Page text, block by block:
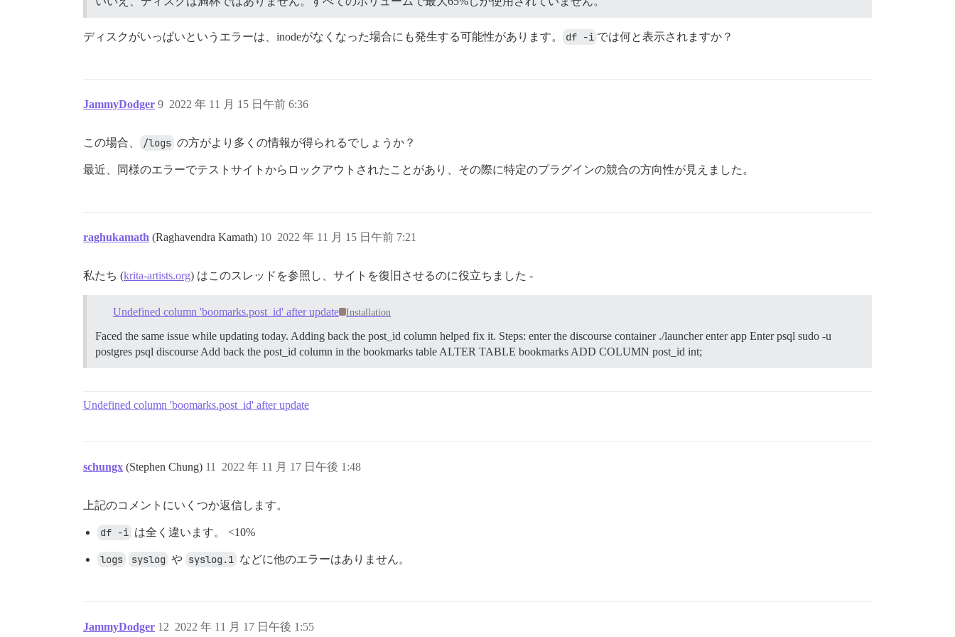
ディスクがいっぱいというエラーは、inodeがなくなった場合にも発生する可能性があります。 df -i では何と表示されますか？
JammyDodger 2022 年 11 月 15 日午前 6:36
9
この場合、 /logs の方がより多くの情報が得られるでしょうか？
最近、同様のエラーでテストサイトからロックアウトされたことがあり、その際に特定のプラグインの競合の方向性が見えました。
raghukamath (Raghavendra Kamath) 2022 年 11 月 15 日午前 7:21
10
私たち (krita-artists.org) はこのスレッドを参照し、サイトを復旧させるのに役立ちました -
Undefined column 'boomarks.post_id' after update Installation
Faced the same issue while updating today. Adding back the post_id column helped fix it. Steps: enter the discourse container ./launcher enter app Enter psql sudo -u
postgres psql discourse Add back the post_id column in the bookmarks table ALTER TABLE bookmarks ADD COLUMN post_id int;
Undefined column 'boomarks.post_id' after update
schungx (Stephen Chung) 2022 年 11 月 17 日午後 1:48
11
上記のコメントにいくつか返信します。
df -i は全く違います。 <10%
logs syslog や syslog.1 などに他のエラーはありません。
JammyDodger 2022 年 11 月 17 日午後 1:55
12